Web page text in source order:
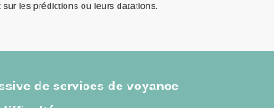
les prédictions ou leurs datations.
de services de voyance